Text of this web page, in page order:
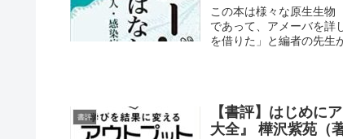
この本は様々な原生生物
であって、アメーバを詳
を借りた」と編者の先生
書評
【書評】はじめに
大全』 樺沢紫苑（著